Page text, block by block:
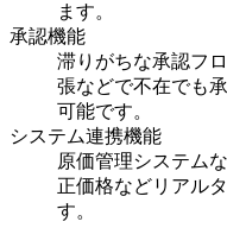
ます。
承認機能
滞りがちな承認フ
張などで不在でも
可能です。
システム連携機能
原価管理システム
正価格などリアル
す。